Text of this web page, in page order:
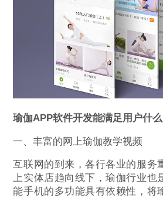
瑜伽APP软件开发能满足用户什么
一、丰富的网上瑜伽教学视频
互联网的到来，各行各业的服务
上实体店趋向线下，瑜伽行业也
能手机的多功能具有依赖性，将